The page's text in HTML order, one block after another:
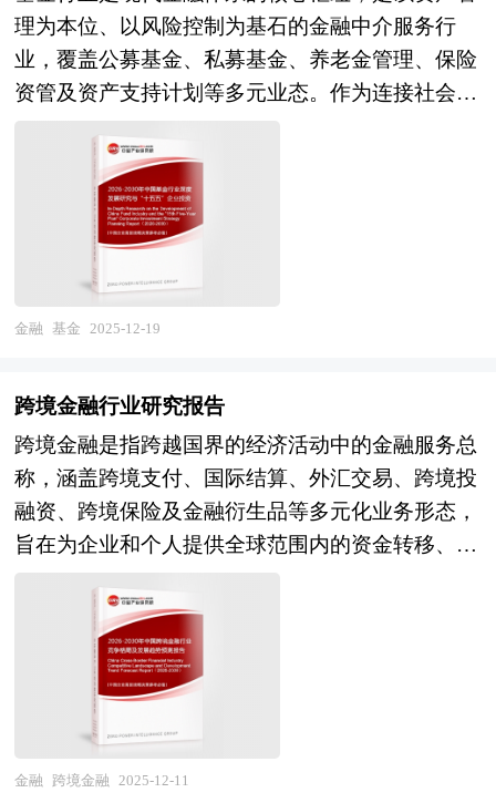
在产品方面提供了参考建议和具体解决办法。报告
对于财富管理产品生产企业、经销商、行业管理部
门以及拟进入该行业的投资者具有重要的参考价
值，对于研究我国财富管理行业发展规律、提高企
业的运营效率、促进企业的发展壮大有学术和实践
的双重意义。
行业发展变化等进行了分析，重点分析了国内外互
联网+保险行业的发展现状、如何面对行业的发展
挑战、行业的发展建议、行业竞争力，以及行业的
投资分析和趋势预测等等。报告还综合了互联网
+保险行业的整体发展动态，对行业在产品方面提
供了参考建议和具体解决办法。报告对于互联网
+保险产品生产企业、经销商、行业管理部门以及
拟进入该行业的投资者具有重要的参考价值，对于
研究我国互联网+保险行业发展规律、提高企业的
运营效率、促进企业的发展壮大有学术和实践的双
十万份行业研究报告数据库、服务了20多万家企事
业单位，现已成为中国最具影响力的产业研究咨询
综合服务机构。集团下属研究院的产业研究报告在
局、国家商务部、国家市场监督管理总局、国家发
改委、国家经济信息中心、国务院发展研究中心、
国家海关总署、中国经济景气监测中心、中国行业
研究网、国内外相关报刊杂志的基础信息以及基金
专业研究单位等公布和提供的大量资料。对我国基
金的行业现状、市场各类经营指标的情况、重点企
入的分析，并根据基金行业的政策经济发展环境对
基金行业潜在的风险和防范建议进行分析。
《2026年版基金产业规划专项研究报告》由中研产
业规划院领衔制作，精英专家团队在上千个重大项
目积累了宝贵经验，为项目成功落地保驾护航。中
研产业规划院率先在业内提出“全流程一体化”综合
解决方案，提供从前期拿地策划、定位策划、概念
规划、空间规划、总体规划、城市设计、建筑设
计、景观设计、IP设计、商业模式设计、招商、投
资、运营等一系列咨询服务。
品向平台生态、从国内布局向全球配置的系统性跃
迁，其发展质量直接关系到国家金融稳定、产业链
供应链安全以及国际资本竞争力，是构建金融强
国、推动中国式现代化的战略基石。 随着国际经
济一体化的步伐加快，企业竞争日趋激烈，企业要
在激烈的国际竞争中求得生存与发展，资本扩张无
疑十分必要。在快速的资本积聚中，企业兼并重组
是一条可选择的道路。在国际化的企业兼并重组趋
势下，如何借企业兼并重组的东风，打造我国企业
的航空母舰显得尤为重要。企业兼并重组对我国企
业明晰产权，完善企业的治理结构及建立现代企业
业整体素质的重要手段，尤其在产业发展到规模竞
争的当下。从并购涉及的行业来看，新兴行业的加
入凸显当前的经济转型轨迹。随着新兴行业对传统
行业的渗透、新兴行业在经济结构中所占的比重越
来越大，新兴产业将逐步取代煤炭、钢铁、水泥、
量。 中研普华发布《2025-2030年金融服务行业并
购重组机会及投融资战略研究咨询报告》由资深专
家和研究人员通过周密的市场调研，依据国家统计
局、政府部门机构发布的最新权威数据，并对多位
业内资深专家进行深入访谈的基础上，通过相关市
场研究的工具、理论和模型撰写而成。本报告主要
理为本位、以风险控制为基石的金融中介服务行
业，覆盖公募基金、私募基金、养老金管理、保险
资管及资产支持计划等多元业态。作为连接社会资
本与实体经济的关键桥梁，基金行业不仅承载着居
民财富保值增值、机构资产配置优化的功能使命，
更是推动科技创新、产业升级与绿色转型的重要资
本引擎。当前，中国基金行业已形成全球领先的市
场体量，开放式公募基金规模位居亚洲首位、世界
前列，私募基金数量与管理规模均达到世界级水
平，外资机构参与度持续提升，行业整体正处于从
30年的经济社会发展将历经两个阶段：第一个阶
段，到本世纪中叶把我国建成富强民主文明和谐美
丽的社会主义现代化强国。科学编制“十五五”规
划，对持续推进经济社会高质量发展、有效应对国
内外复杂多变形势、满足人民群众日益增长的美好
生活需要意义重大，是党和国家治国理政、引领发
展方向的重要举措。 五年规划是国家对经济社会
发展的顶层设计，也是一种纲领性文件。目前中国
也是世界上编制五年规划（计划）最多的国家。中
研普华产业研究院在对未来“十五五”时期社会经济
发展形势和政策带动的发展目标作进一步研究研
判，并从2025年上半年开始全面跟进相关规划的制
金融 基金 2025-12-19
跨境金融行业研究报告
跨境金融是指跨越国界的经济活动中的金融服务总
称，涵盖跨境支付、国际结算、外汇交易、跨境投
融资、跨境保险及金融衍生品等多元化业务形态，
旨在为企业和个人提供全球范围内的资金转移、资
产配置与风险管理解决方案。这一产业向上承接外
汇管理政策与国际贸易规则，向下延伸至跨境电
商、服务贸易、直接投资等实体经济场景，既是连
接国内外金融市场的战略枢纽，更是推动"双循
环"新发展格局、服务高水平对外开放的关键基础
设施。在全球经济一体化加速与数字经济深度渗透
的双重驱动下，跨境金融正从传统的结算通道功能
金融 跨境金融 2025-12-11